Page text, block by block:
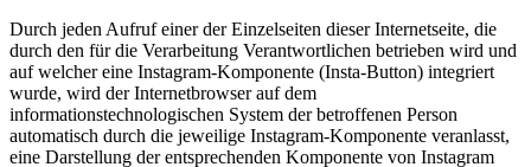
Durch jeden Aufruf einer der Einzelseiten dieser Internetseite, die
durch den für die Verarbeitung Verantwortlichen betrieben wird und
auf welcher eine Instagram-Komponente (Insta-Button) integriert
wurde, wird der Internetbrowser auf dem
informationstechnologischen System der betroffenen Person
automatisch durch die jeweilige Instagram-Komponente veranlasst,
eine Darstellung der entsprechenden Komponente von Instagram